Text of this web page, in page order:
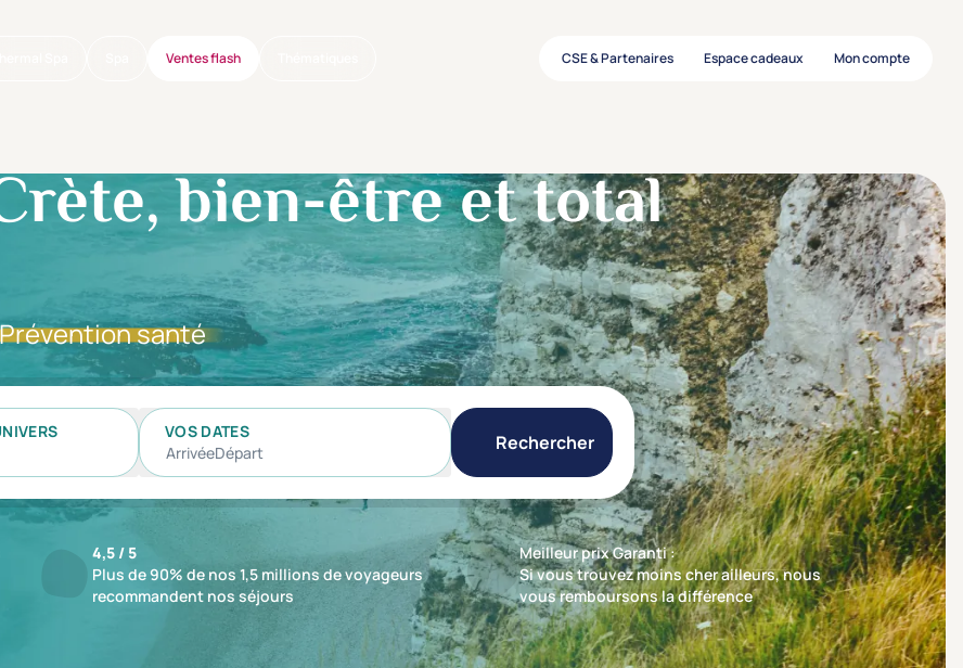
Ventes flash CSE & Partenaires Espace cadeaux Mon compte
Crète, bien-être et total
Prévention santé
VOS DATES
ArrivéeDépart Rechercher
4,5 / 5
Plus de 90% de nos 1,5 millions de voyageurs
recommandent nos séjours
Meilleur prix Garanti :
Si vous trouvez moins cher ailleurs, nous
vous remboursons la différence